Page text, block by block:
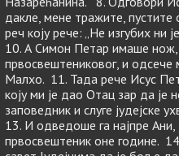
дакле, мене тражите,
реч коју рече: „Не изгубих ни
10. А Симон Петар имаше нож,
првосвештениковог, и
Малхо. 11. Тада рече Исус
коју ми је дао Отац зар да је
заповедник и слуге јудејске
13. И одведоше га најпре
првосвештеник оне године.